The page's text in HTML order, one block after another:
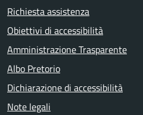
Richiesta assistenza
Obiettivi di accessibilità
Amministrazione Trasparente
Albo Pretorio
Dichiarazione di accessibilità
Note legali